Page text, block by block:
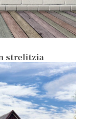
strelitzia